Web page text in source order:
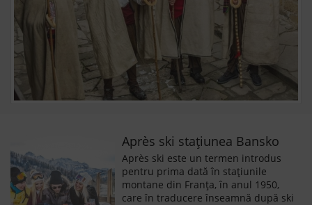
Après ski stațiunea Bansko
Après ski este un termen introdus
pentru prima dată în stațiunile
montane din Franța, în anul 1950,
care în traducere înseamnă după ski